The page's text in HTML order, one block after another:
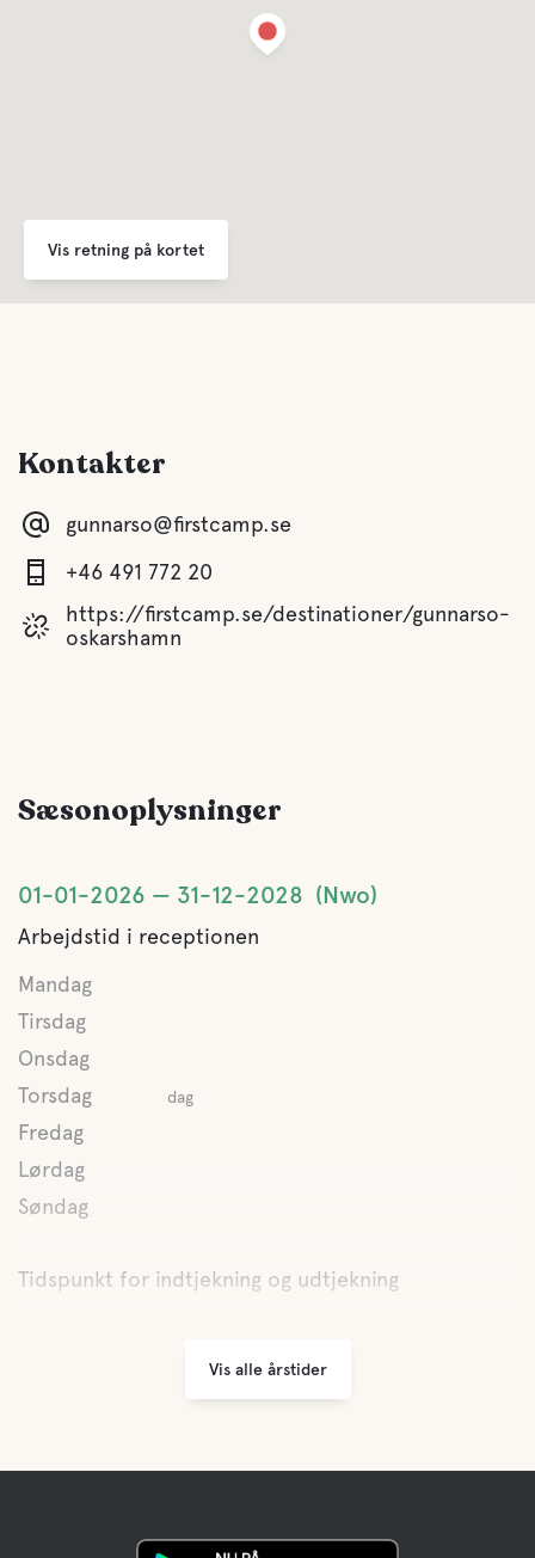
Kæledyrs faciliteter
Vis retning på kortet
Kontakter
gunnarso@firstcamp.se
+46 491 772 20
https://firstcamp.se/destinationer/gunnarso-
oskarshamn
Sæsonoplysninger
01-01-2026 31-12-2028 Nwo
Arbejdstid i receptionen
Mandag
Tirsdag
Onsdag
Torsdag
dag
Fredag
Lørdag
Søndag
Tidspunkt for indtjekning og udtjekning
Vis alle årstider